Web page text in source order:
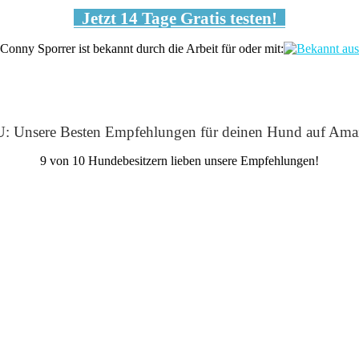
Jetzt 14 Tage Gratis testen!
Conny Sporrer ist bekannt durch die Arbeit für oder mit:
Unsere Besten Empfehlungen für deinen Hund auf
9 von 10 Hundebesitzern lieben unsere Empfehlungen!